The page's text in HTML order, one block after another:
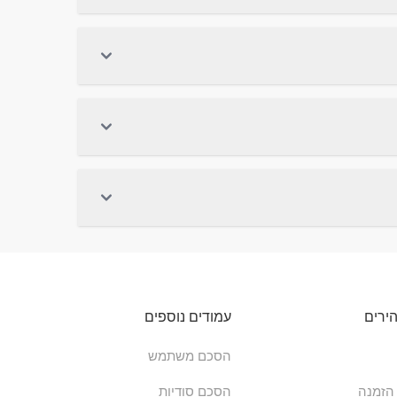
עמודים נוספים
הסכם משתמש
הסכם סודיות